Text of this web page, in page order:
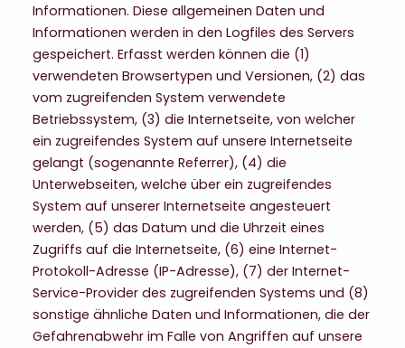
Informationen. Diese allgemeinen Daten und
Informationen werden in den Logfiles des Servers
gespeichert. Erfasst werden können die (1)
verwendeten Browsertypen und Versionen, (2) das
vom zugreifenden System verwendete
Betriebssystem, (3) die Internetseite, von welcher
ein zugreifendes System auf unsere Internetseite
gelangt (sogenannte Referrer), (4) die
Unterwebseiten, welche über ein zugreifendes
System auf unserer Internetseite angesteuert
werden, (5) das Datum und die Uhrzeit eines
Zugriffs auf die Internetseite, (6) eine Internet-
Protokoll-Adresse (IP-Adresse), (7) der Internet-
Service-Provider des zugreifenden Systems und (8)
sonstige ähnliche Daten und Informationen, die der
Gefahrenabwehr im Falle von Angriffen auf unsere